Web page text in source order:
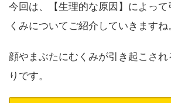
今回は、【生理的な原因】によっ
くみについてご紹介していきますね
顔やまぶたにむくみが引き起こさ
りです。